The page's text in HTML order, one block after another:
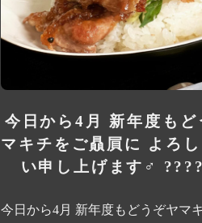
今日から4月 新年度もど
マキチをご贔屓に よろ
い申し上げます‍♂️
今日から4月 新年度もどうぞヤマ